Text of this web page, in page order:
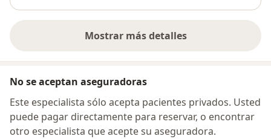
Mostrar más detalles
sobre la dirección
No se aceptan aseguradoras
Este especialista sólo acepta pacientes privados. Usted
puede pagar directamente para reservar, o encontrar
otro especialista que acepte su aseguradora.